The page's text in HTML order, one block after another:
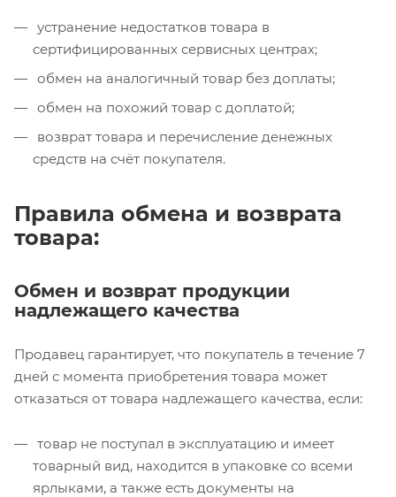
устранение недостатков товара в
сертифицированных сервисных центрах;
обмен на аналогичный товар без доплаты;
обмен на похожий товар с доплатой;
возврат товара и перечисление денежных
средств на счёт покупателя.
Правила обмена и возврата
товара:
Обмен и возврат продукции
надлежащего качества
Продавец гарантирует, что покупатель в течение 7
дней с момента приобретения товара может
отказаться от товара надлежащего качества, если:
товар не поступал в эксплуатацию и имеет
товарный вид, находится в упаковке со всеми
ярлыками, а также есть документы на